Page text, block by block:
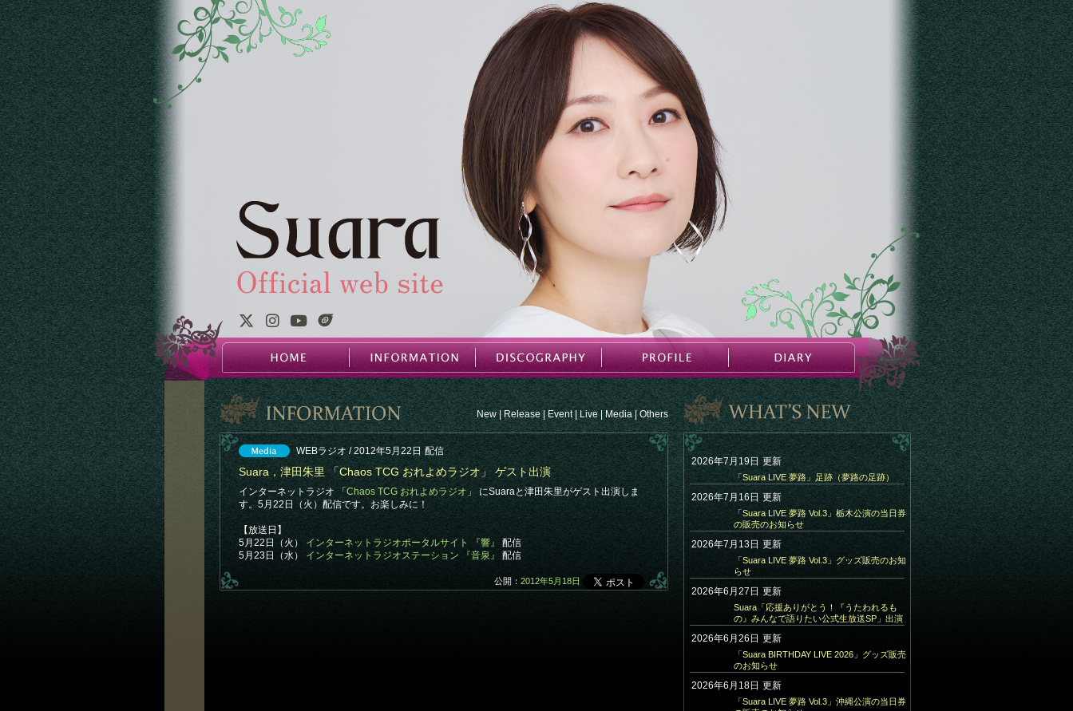
New | Release | Event Live | Media Others
WEBラジオ / 2012年5月22日 配信
Suara，津田朱里 「Chaos TCG おれよめラジオ」 ゲスト出演
インターネットラジオ 「 Chaos TCG おれよめラジオ 」 にSuaraと津田朱里がゲスト出演しま
す。5月22日（火）配信です。お楽しみに！
【放送日】
5月22日（火） インターネットラジオポータルサイト 『響』
配信
5月23日（水） インターネットラジオステーション 『音泉』 配信
公開： 2012年5月18日
2026年7月19日 更新
「Suara LIVE 夢路」足跡（夢路の足跡）
2026年7月16日 更新
「Suara LIVE 夢路 Vol.3」栃木公演の当日券
の販売のお知らせ
2026年7月13日 更新
「Suara LIVE 夢路 Vol.3」グッズ販売のお知
らせ
2026年6月27日 更新
Suara「応援ありがとう！『うたわれるも
の』みんなで語りたい公式生放送SP」出演
2026年6月26日 更新
「Suara BIRTHDAY LIVE 2026」グッズ販売
のお知らせ
2026年6月18日 更新
「Suara LIVE 夢路 Vol.3」沖縄公演の当日券